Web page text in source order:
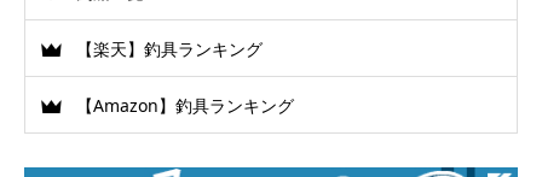
【楽天】釣具ランキング
【Amazon】釣具ランキング